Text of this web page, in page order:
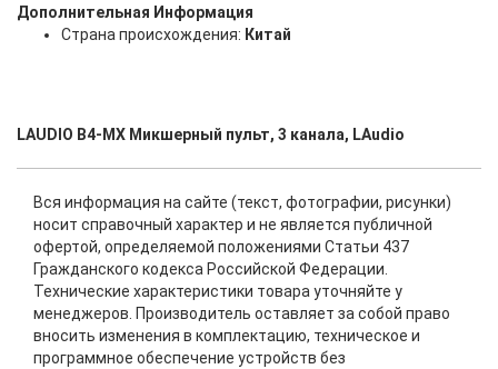
Дополнительная Информация
Страна происхождения: Китай
LAUDIO B4-MX Микшерный пульт, 3 канала, LAudio
Вся информация на сайте (текст, фотографии, рисунки)
носит справочный характер и не является публичной
офертой, определяемой положениями Статьи 437
Гражданского кодекса Российской Федерации.
Технические характеристики товара уточняйте у
менеджеров. Производитель оставляет за собой право
вносить изменения в комплектацию, техническое и
программное обеспечение устройств без